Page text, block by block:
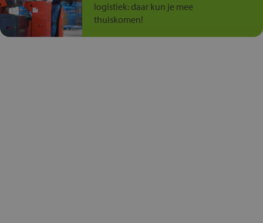
logistiek: daar kun je mee
thuiskomen!